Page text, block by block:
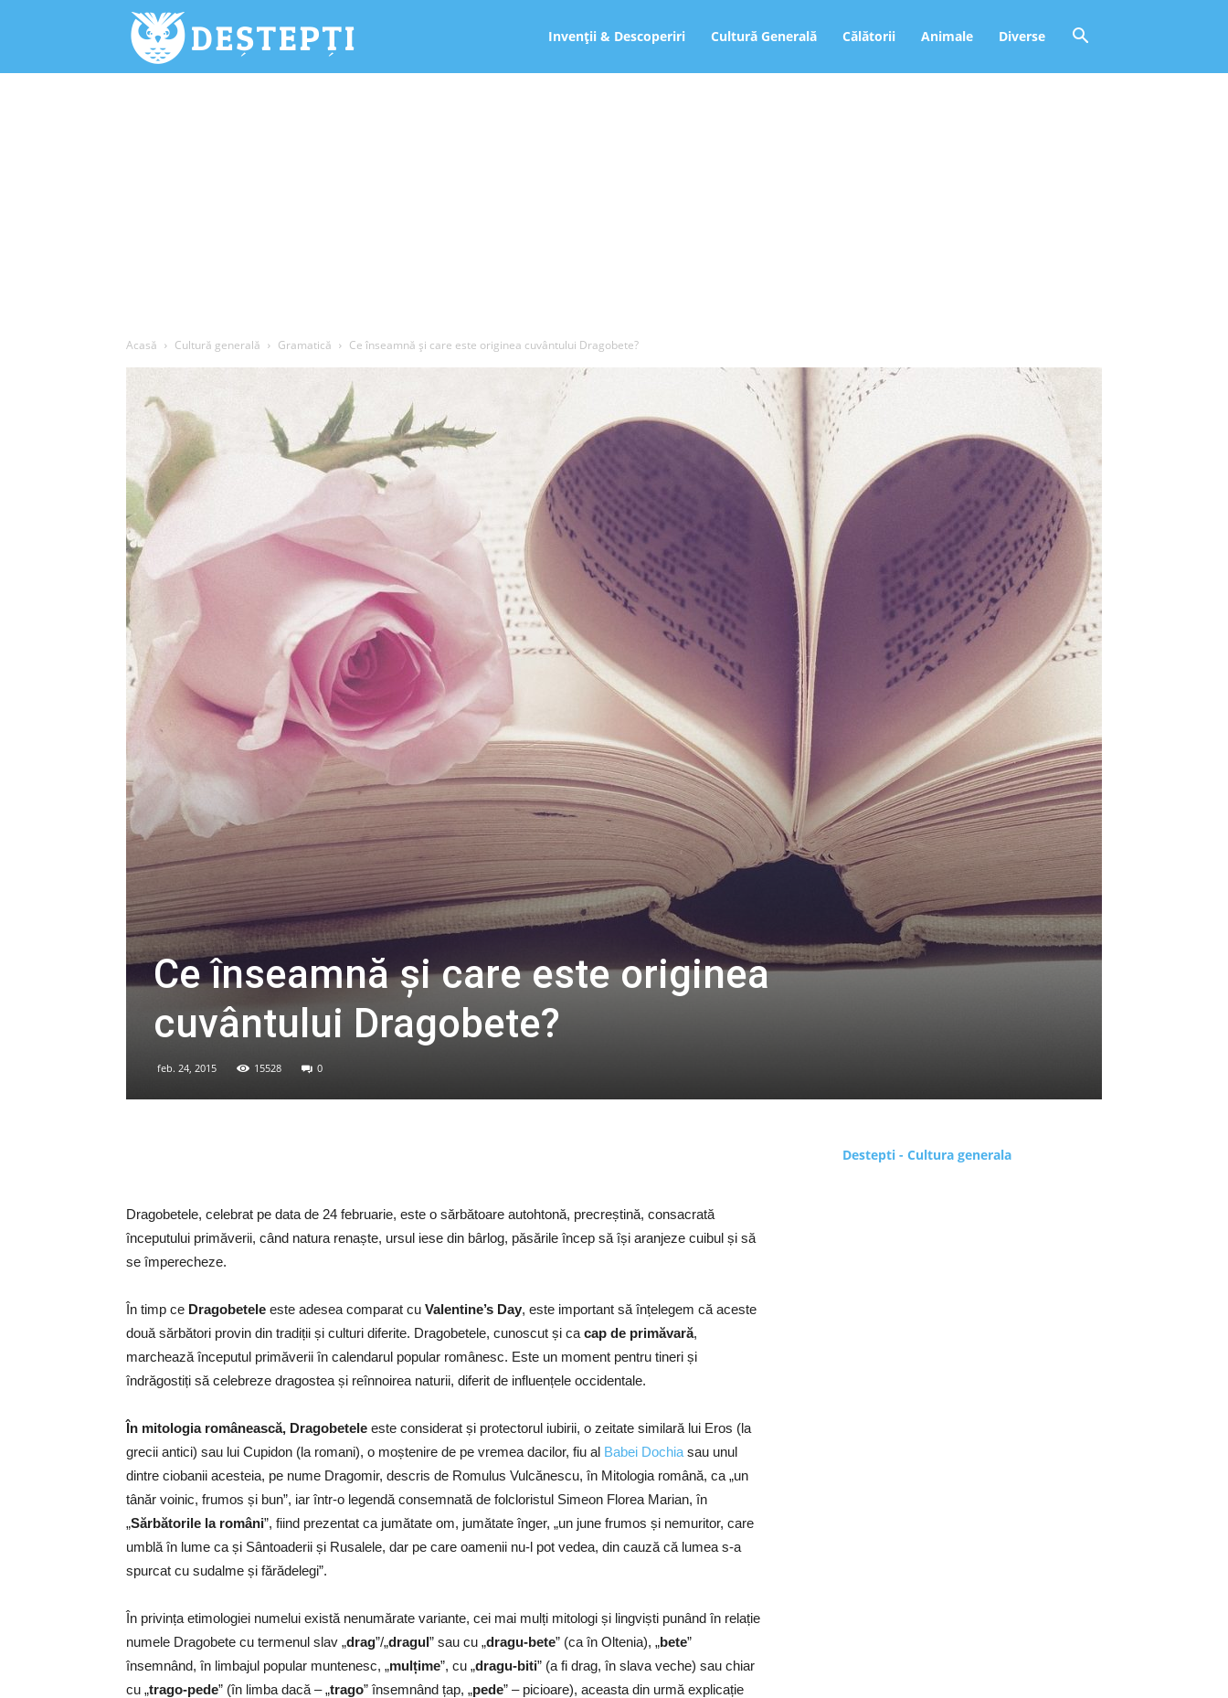
Deștepți.ro Invenții & Descoperiri Cultură Generală Călătorii Animale Diverse
Acasă Cultură generală Gramatică Ce înseamnă şi care este originea cuvântului Dragobete?
Ce înseamnă şi care este originea
cuvântului Dragobete?
feb. 24, 2015 15528 0
Dragobetele, celebrat pe data de 24 februarie, este o sărbătoare autohtonă, precreștină, consacrată
începutului primăverii, când natura renaște, ursul iese din bârlog, păsările încep să își aranjeze cuibul și să
se împerecheze.
În timp ce Dragobetele este adesea comparat cu Valentine’s Day, este important să înțelegem că aceste
două sărbători provin din tradiții și culturi diferite. Dragobetele, cunoscut și ca cap de primăvară,
marchează începutul primăverii în calendarul popular românesc. Este un moment pentru tineri și
îndrăgostiți să celebreze dragostea și reînnoirea naturii, diferit de influențele occidentale.
În mitologia românească, Dragobetele este considerat și protectorul iubirii, o zeitate similară lui Eros (la
grecii antici) sau lui Cupidon (la romani), o moștenire de pe vremea dacilor, fiu al Babei Dochia sau unul
dintre ciobanii acesteia, pe nume Dragomir, descris de Romulus Vulcănescu, în Mitologia română, ca „un
tânăr voinic, frumos și bun”, iar într-o legendă consemnată de folcloristul Simeon Florea Marian, în
„Sărbătorile la români”, fiind prezentat ca jumătate om, jumătate înger, „un june frumos și nemuritor, care
umblă în lume ca și Sântoaderii și Rusalele, dar pe care oamenii nu-l pot vedea, din cauză că lumea s-a
spurcat cu sudalme și fărădelegi”.
În privința etimologiei numelui există nenumărate variante, cei mai mulți mitologi și lingviști punând în relație
numele Dragobete cu termenul slav „drag”/„dragul” sau cu „dragu-bete” (ca în Oltenia), „bete”
însemnând, în limbajul popular muntenesc, „mulțime”, cu „dragu-biti” (a fi drag, în slava veche) sau chiar
cu „trago-pede” (în limba dacă – „trago” însemnând țap, „pede” – picioare), aceasta din urmă explicație
Destepti - Cultura generala